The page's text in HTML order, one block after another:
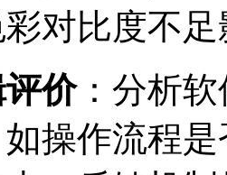
对比度不
价：分析
操作流程